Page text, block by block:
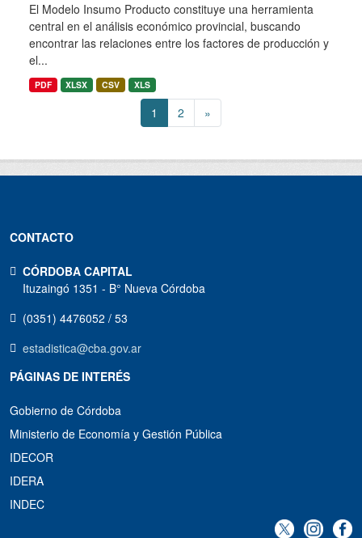
El Modelo Insumo Producto constituye una herramienta
central en el análisis económico provincial, buscando
encontrar las relaciones entre los factores de producción y
el...
PDF XLSX CSV XLS
1 2 »
CONTACTO
CÓRDOBA CAPITAL
Ituzaingó 1351 - B° Nueva Córdoba
(0351) 4476052 / 53
estadistica@cba.gov.ar
PÁGINAS DE INTERÉS
Gobierno de Córdoba
Ministerio de Economía y Gestión Pública
IDECOR
IDERA
INDEC